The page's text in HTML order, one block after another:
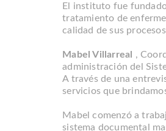
El instituto fue
tratamiento de
calidad de sus
Mabel Villarreal
,
administración del
A través de una
servicios que
Mabel comenzó a
sistema documental